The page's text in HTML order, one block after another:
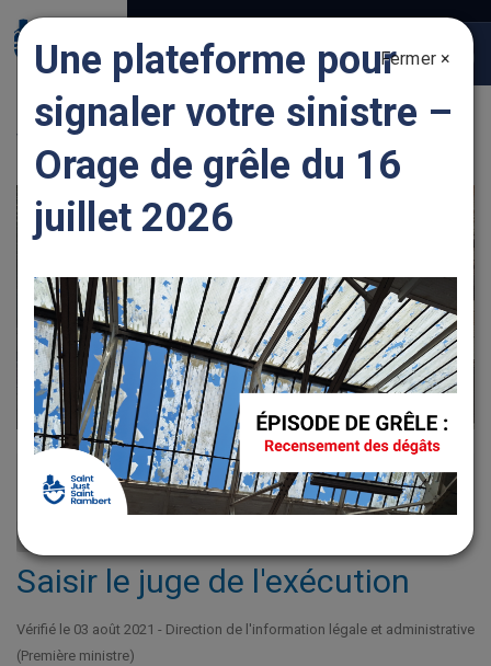
VOIRIE
Saisir le juge de l'exécution
Vérifié le 03 août 2021 - Direction de l'information légale et administrative
(Première ministre)
Fermer ×
Une plateforme pour
signaler votre sinistre –
Orage de grêle du 16
juillet 2026